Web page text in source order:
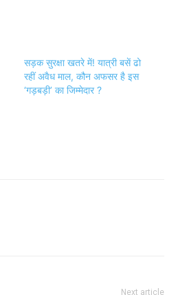
सड़क सुरक्षा खतरे में! यात्री बसें ढो
रहीं अवैध माल, कौन अफसर है इस
‘गड़बड़ी’ का जिम्मेदार ?
Next article